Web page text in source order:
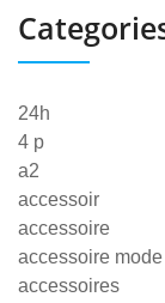
24h
4 p
a2
accessoir
accessoire
accessoire mode
accessoires